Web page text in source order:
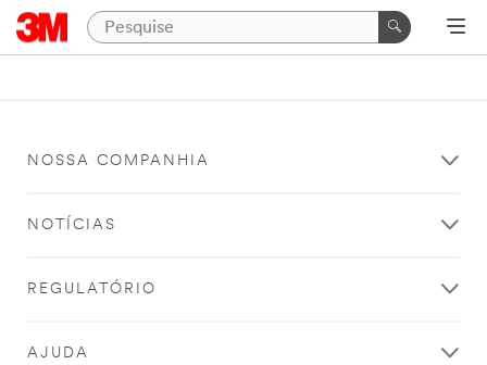
NOSSA COMPANHIA
NOTÍCIAS
REGULATÓRIO
AJUDA